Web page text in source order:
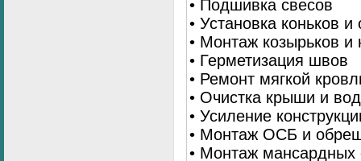
• Подшивка свесов
• Установка коньков и
• Монтаж козырьков и
• Герметизация швов
• Ремонт мягкой
• Очистка крыши и
• Усиление
• Монтаж ОСБ и
• Монтаж мансардных